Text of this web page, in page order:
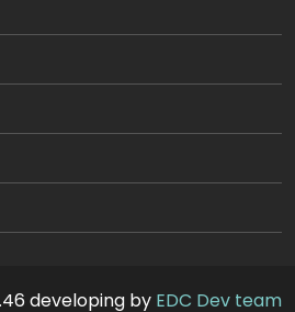
developing by EDC Dev team